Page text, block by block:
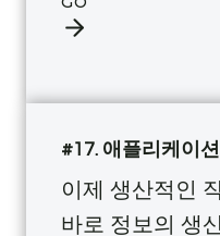
#17. 애플리케이
이제 생산적인
바로 정보의 생